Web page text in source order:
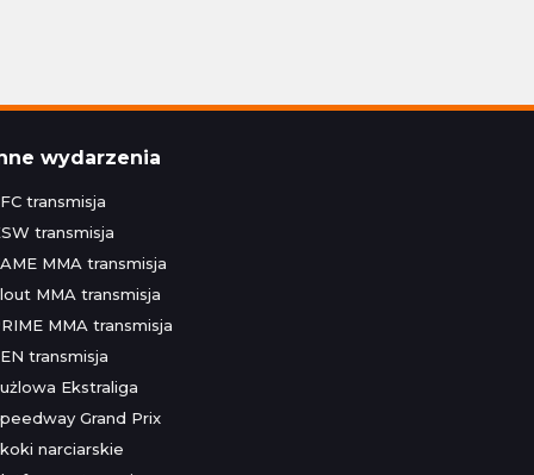
wydarzenia
transmisja
transmisja
MMA transmisja
MMA transmisja
MMA transmisja
transmisja
Ekstraliga
Grand Prix
narciarskie